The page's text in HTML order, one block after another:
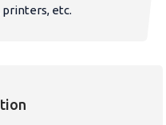
printers, etc.